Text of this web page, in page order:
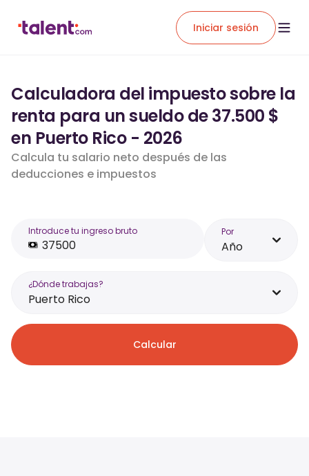
Iniciar sesión
Calculadora del impuesto sobre la
renta para un sueldo de 37.500 $
en Puerto Rico - 2026
Calcula tu salario neto después de las
deducciones e impuestos
Introduce tu ingreso bruto Por
Año
¿Dónde trabajas?
Puerto Rico
Calcular